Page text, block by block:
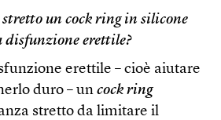
stretto un cock ring in silicone
erettile?
erettile – cioè aiutare
duro – un cock ring
stretto da limitare il